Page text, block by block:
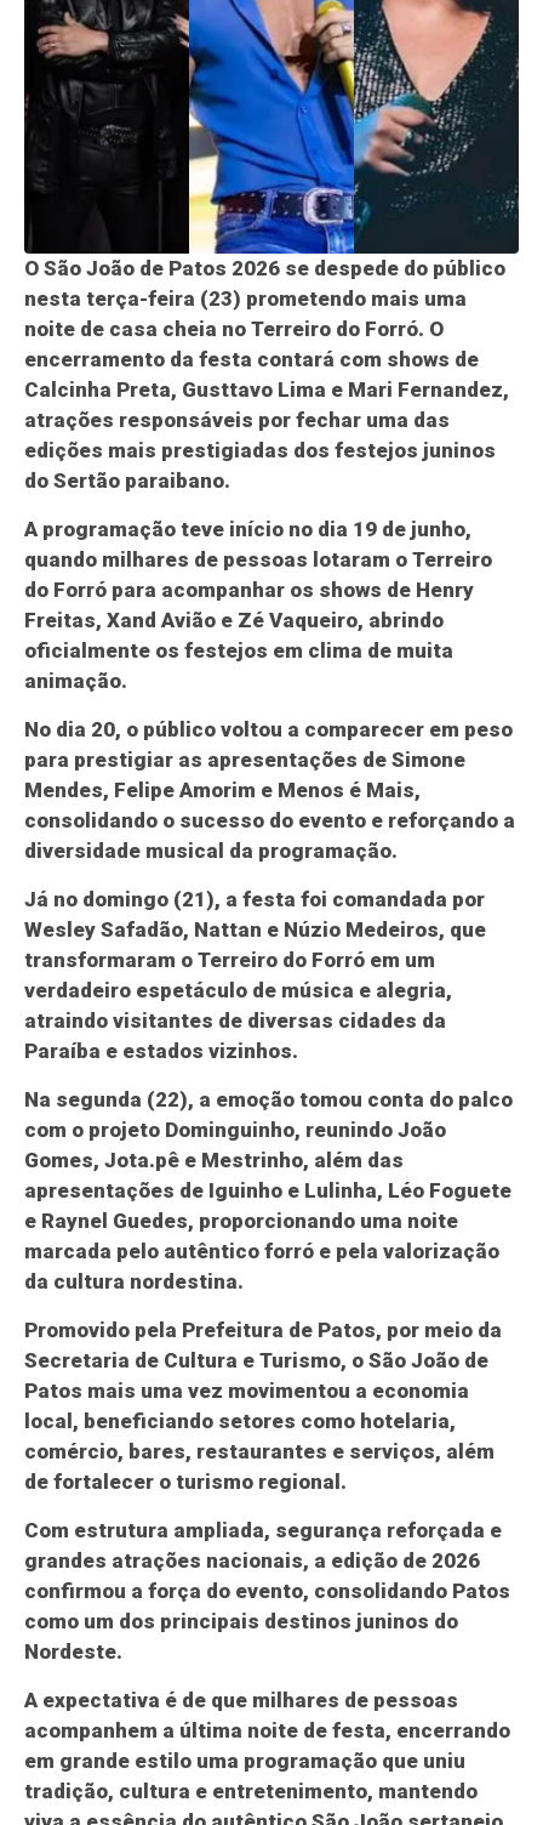
O São João de Patos 2026 se despede do público
nesta terça-feira (23) prometendo mais uma
noite de casa cheia no Terreiro do Forró. O
encerramento da festa contará com shows de
Calcinha Preta, Gusttavo Lima e Mari Fernandez,
atrações responsáveis por fechar uma das
edições mais prestigiadas dos festejos juninos
do Sertão paraibano.
A programação teve início no dia 19 de junho,
quando milhares de pessoas lotaram o Terreiro
do Forró para acompanhar os shows de Henry
Freitas, Xand Avião e Zé Vaqueiro, abrindo
oficialmente os festejos em clima de muita
animação.
No dia 20, o público voltou a comparecer em peso
para prestigiar as apresentações de Simone
Mendes, Felipe Amorim e Menos é Mais,
consolidando o sucesso do evento e reforçando a
diversidade musical da programação.
Já no domingo (21), a festa foi comandada por
Wesley Safadão, Nattan e Núzio Medeiros, que
transformaram o Terreiro do Forró em um
verdadeiro espetáculo de música e alegria,
atraindo visitantes de diversas cidades da
Paraíba e estados vizinhos.
Na segunda (22), a emoção tomou conta do palco
com o projeto Dominguinho, reunindo João
Gomes, Jota.pê e Mestrinho, além das
apresentações de Iguinho e Lulinha, Léo Foguete
e Raynel Guedes, proporcionando uma noite
marcada pelo autêntico forró e pela valorização
da cultura nordestina.
Promovido pela Prefeitura de Patos, por meio da
Secretaria de Cultura e Turismo, o São João de
Patos mais uma vez movimentou a economia
local, beneficiando setores como hotelaria,
comércio, bares, restaurantes e serviços, além
de fortalecer o turismo regional.
Com estrutura ampliada, segurança reforçada e
grandes atrações nacionais, a edição de 2026
confirmou a força do evento, consolidando Patos
como um dos principais destinos juninos do
Nordeste.
A expectativa é de que milhares de pessoas
acompanhem a última noite de festa, encerrando
em grande estilo uma programação que uniu
tradição, cultura e entretenimento, mantendo